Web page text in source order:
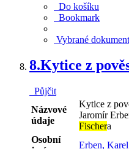
Do košíku
Bookmark
Vybrané
8.Kytice z
Půjčit
Názvové
údaje
Kytice z
Jaromír
Fischera
Osobní
Erben,